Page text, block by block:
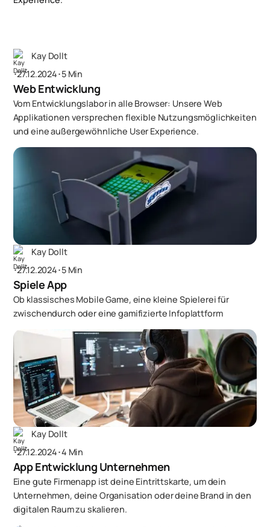
Kay Dollt
･27.12.2024･5 Min
Web Entwicklung
Vom Entwicklungslabor in alle Browser: Unsere Web
Applikationen versprechen flexible Nutzungsmöglichkeiten
und eine außergewöhnliche User Experience.
Kay Dollt
･27.12.2024･5 Min
Spiele App
Ob klassisches Mobile Game, eine kleine Spielerei für
zwischendurch oder eine gamifizierte Infoplattform
Kay Dollt
･27.12.2024･4 Min
App Entwicklung Unternehmen
Eine gute Firmenapp ist deine Eintrittskarte, um dein
Unternehmen, deine Organisation oder deine Brand in den
digitalen Raum zu skalieren.